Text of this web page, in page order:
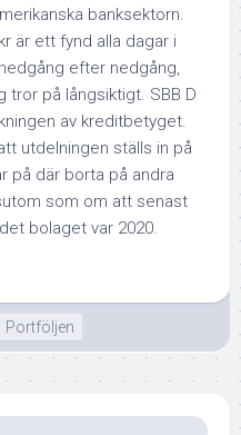
banksektorn.
är ett fynd alla dagar i
efter nedgång,
på långsiktigt. SBB D
av kreditbetyget.
utdelningen ställs in på
på där borta på andra
som om att senast
bolaget var 2020.
Portföljen